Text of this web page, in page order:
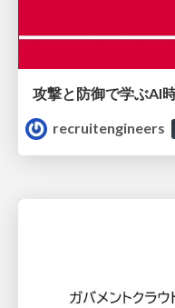
recruitengineers